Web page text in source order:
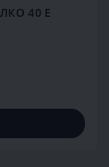
40 Е